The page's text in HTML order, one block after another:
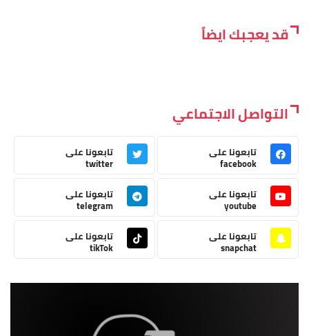
قد يعجبك ايضاً
التواصل الاجتماعي
تابعونا على
facebook
تابعونا على
twitter
تابعونا على
youtube
تابعونا على
telegram
تابعونا على
snapchat
تابعونا على
tikTok